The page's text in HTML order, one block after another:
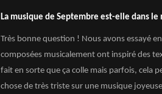
La musique de Septembre est-elle dans
Très bonne question ! Nous avons essayé
composées musicalement ont inspiré des
fait en sorte que ça colle mais parfois, cela
chose de très triste sur une musique